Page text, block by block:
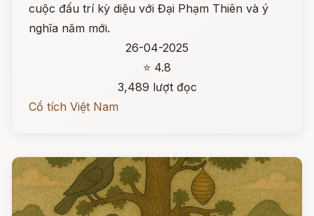
cuộc đấu trí kỳ diệu với Đại Phạm Thiên và ý
nghĩa năm mới.
26-04-2025
⭐ 4.8
3,489 lượt đọc
Cổ tích Việt Nam